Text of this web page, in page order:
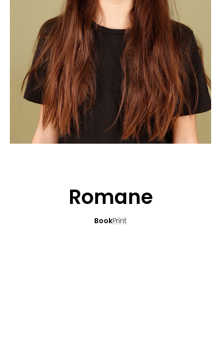
POP MUSICIENS
TALENTS INTERNATIONAUX
CANDIDATURE
NOS AGENCES
FRANCE
SUISSE
Romane
BookPrint